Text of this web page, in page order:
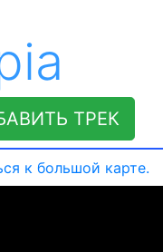
ТРЕК
к большой карте.